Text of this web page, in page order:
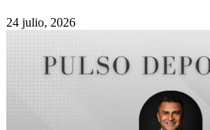
24 julio, 2026